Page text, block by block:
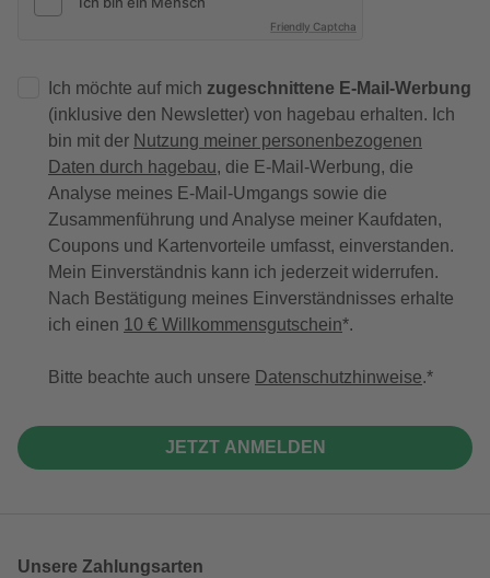
Friendly Captcha
Ich möchte auf mich zugeschnittene E-Mail-Werbung
(inklusive den Newsletter) von hagebau erhalten. Ich
bin mit der Nutzung meiner personenbezogenen
Daten durch hagebau, die E-Mail-Werbung, die
Analyse meines E-Mail-Umgangs sowie die
Zusammenführung und Analyse meiner Kaufdaten,
Coupons und Kartenvorteile umfasst, einverstanden.
Mein Einverständnis kann ich jederzeit widerrufen.
Nach Bestätigung meines Einverständnisses erhalte
ich einen 10 € Willkommensgutschein*.
Bitte beachte auch unsere Datenschutzhinweise.
JETZT ANMELDEN
Unsere Zahlungsarten